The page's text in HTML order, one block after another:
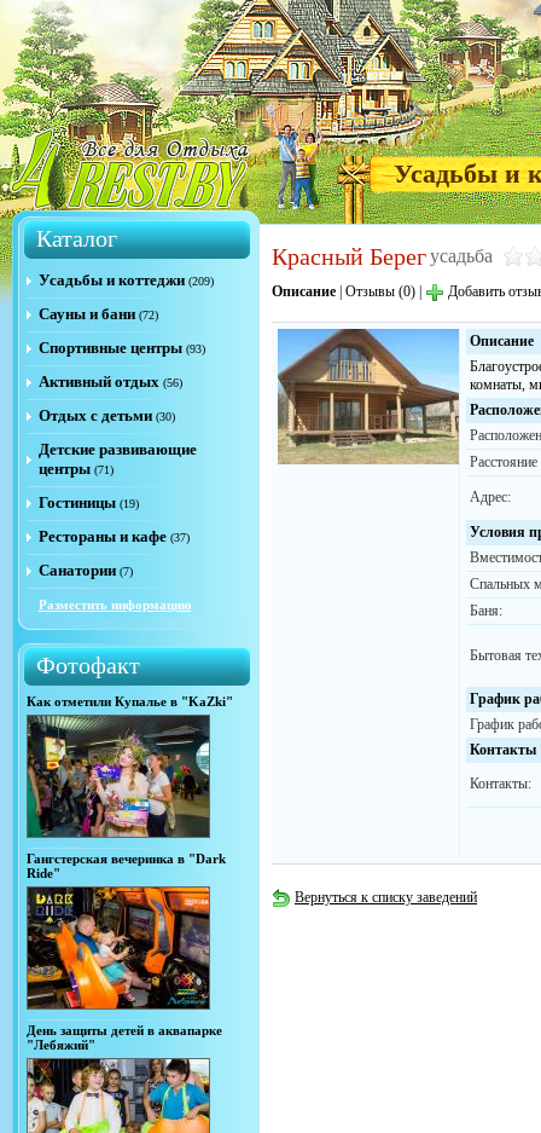
Усадьбы и
Каталог
Усадьбы и коттеджи (209)
Сауны и бани (72)
Спортивные центры (93)
Активный отдых (56)
Отдых с детьми (30)
Детские развивающие
центры (71)
Гостиницы (19)
Рестораны и кафе (37)
Санатории (7)
Разместить информацию
Фотофакт
Как отметили Купалье в "KaZki"
Гангстерская вечеринка в "Dark
Ride"
День защиты детей в аквапарке
"Лебяжий"
Красный Берегусадьба
Описание Отзывы (0) Добавить
Описание
комнаты,
Адрес:
Условия
Спальных
Баня:
Бытовая
График
График
Контакты
Контакты:
Вернуться к списку заведений